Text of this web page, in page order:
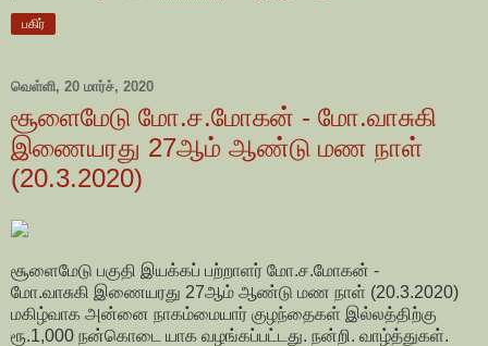
பகிர்
வெள்ளி, 20 மார்ச், 2020
சூளைமேடு மோ.ச.மோகன் - மோ.வாசுகி
இணையரது 27ஆம் ஆண்டு மண நாள்
(20.3.2020)
சூளைமேடு பகுதி இயக்கப் பற்றாளர் மோ.ச.மோகன் -
மோ.வாசுகி இணையரது 27ஆம் ஆண்டு மண நாள் (20.3.2020)
மகிழ்வாக அன்னை நாகம்மையார் குழந்தைகள் இல்லத்திற்கு
ரூ.1,000 நன்கொடை யாக வழங்கப்பட்டது. நன்றி. வாழ்த்துகள்.